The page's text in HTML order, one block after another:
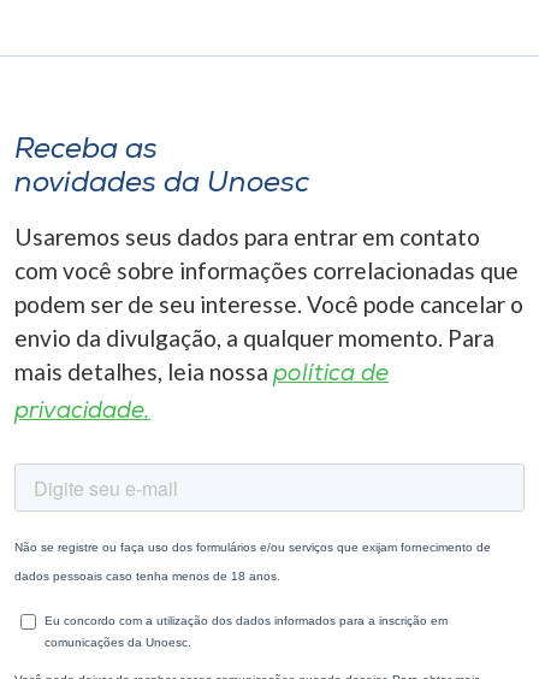
Receba as
novidades da Unoesc
Usaremos seus dados para entrar em contato
com você sobre informações correlacionadas que
podem ser de seu interesse. Você pode cancelar o
envio da divulgação, a qualquer momento. Para
mais detalhes, leia nossa política de
privacidade.